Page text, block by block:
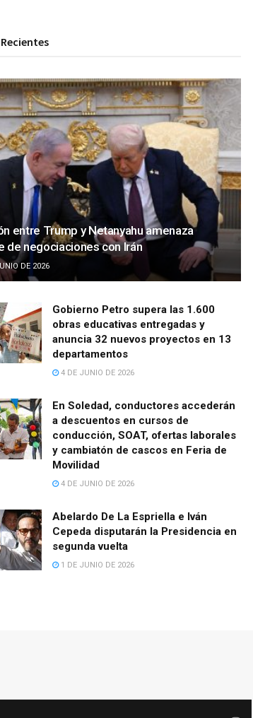
entre Trump y Netanyahu amenaza
de negociaciones con Irán
DE 2026
Gobierno Petro supera las 1.600
obras educativas entregadas y
anuncia 32 nuevos proyectos en 13
departamentos
4 DE JUNIO DE 2026
En Soledad, conductores accederán
a descuentos en cursos de
conducción, SOAT, ofertas laborales
y cambiatón de cascos en Feria de
Movilidad
4 DE JUNIO DE 2026
Abelardo De La Espriella e Iván
Cepeda disputarán la Presidencia en
segunda vuelta
1 DE JUNIO DE 2026